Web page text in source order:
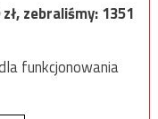
zł, zebraliśmy:1351
funkcjonowania